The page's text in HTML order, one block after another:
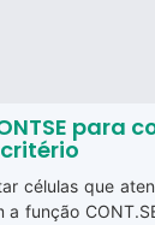
para
células que
a função